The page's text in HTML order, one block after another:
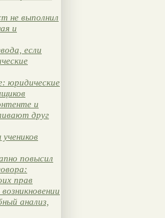
не выполнил
и
если
юридические
и
друг
повысил
прав
анализ,